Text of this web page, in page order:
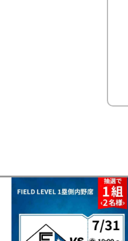
品発送時期
個人情報の取り扱いについて